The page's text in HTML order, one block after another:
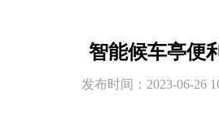
智能候车亭便
发布时间：2023-06-26